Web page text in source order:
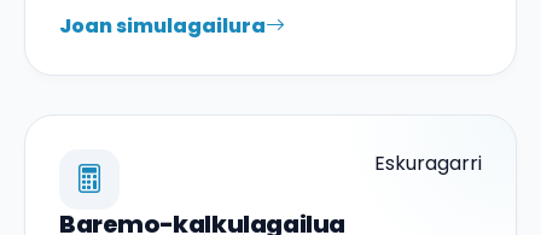
Joan simulagailura
Baremo-kalkulagailua
Eskuragarri